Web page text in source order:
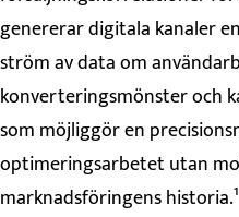
genererar digitala kanaler
ström av data om
konverteringsmönster och
som möjliggör en
optimeringsarbetet utan
marknadsföringens